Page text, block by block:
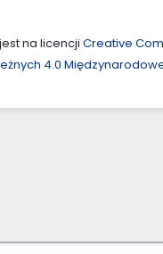
na licencji Creative
4.0